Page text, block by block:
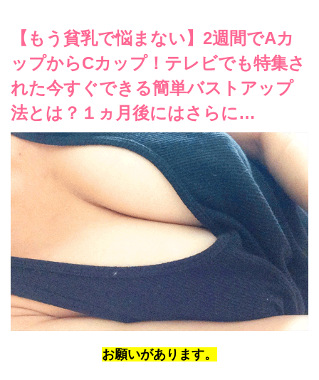
【もう貧乳で悩まない】2週間でAカ
ップからCカップ！テレビでも特集さ
れた今すぐできる簡単バストアップ
法とは？１ヵ月後にはさらに…
お願いがあります。